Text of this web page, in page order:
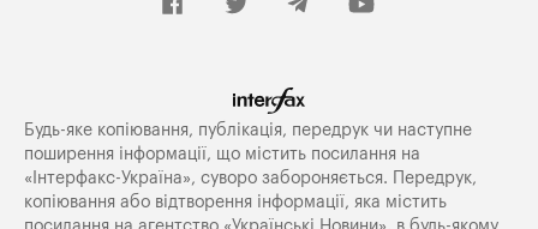
Будь-яке копiювання, публiкацiя, передрук чи наступне
поширення iнформацiї, що мiстить посилання на
«Iнтерфакс-Україна», суворо забороняється. Передрук,
копіювання або відтворення інформації, яка містить